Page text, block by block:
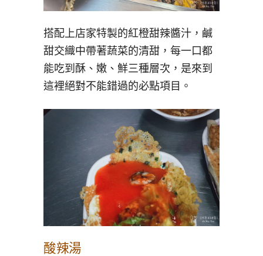
搭配上店家特製的紅橙甜辣醬汁，鹹
甜交織中帶著蔬菜的清甜，每一口都
能吃到酥、嫩、鮮三種層次，是來到
這裡絕對不能錯過的必點項目。
酸辣湯